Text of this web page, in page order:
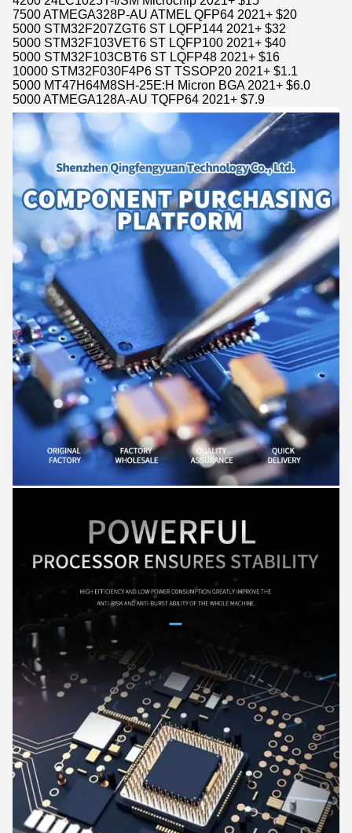
7500 ATMEGA328P-AU ATMEL QFP64 2021+ $20
5000 STM32F207ZGT6 ST LQFP144 2021+ $32
5000 STM32F103VET6 ST LQFP100 2021+ $40
5000 STM32F103CBT6 ST LQFP48 2021+ $16
10000 STM32F030F4P6 ST TSSOP20 2021+ $1.1
5000 MT47H64M8SH-25E:H Micron BGA 2021+ $6.0
5000 ATMEGA128A-AU TQFP64 2021+ $7.9